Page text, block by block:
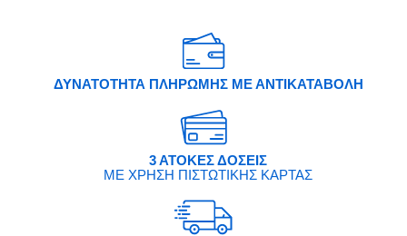
ΔΥΝΑΤΟΤΗΤΑ ΠΛΗΡΩΜΗΣ ΜΕ ΑΝΤΙΚΑΤΑΒΟΛΗ
3 ΑΤΟΚΕΣ ΔΟΣΕΙΣ
ΜΕ ΧΡΗΣΗ ΠΙΣΤΩΤΙΚΗΣ ΚΑΡΤΑΣ